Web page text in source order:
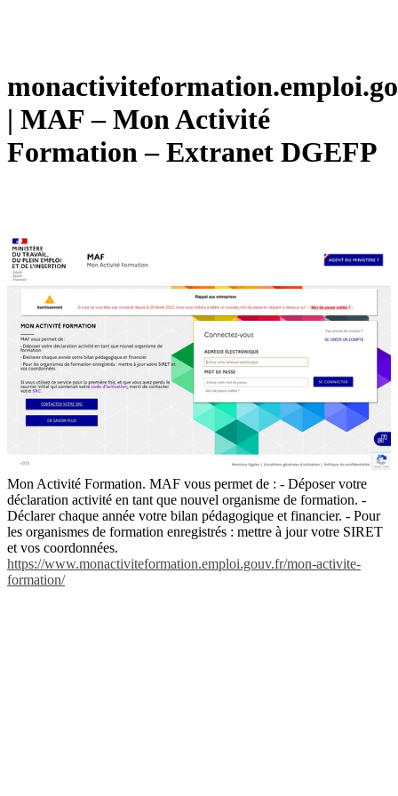
| MAF – Mon Activité
Formation – Extranet DGEFP
Mon Activité Formation. MAF vous permet de : - Déposer votre
déclaration activité en tant que nouvel organisme de formation. -
Déclarer chaque année votre bilan pédagogique et financier. - Pour
les organismes de formation enregistrés : mettre à jour votre SIRET
et vos coordonnées.
https://www.monactiviteformation.emploi.gouv.fr/mon-activite-
formation/